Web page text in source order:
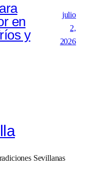
en
y
julio
2,
2026
Sevillanas